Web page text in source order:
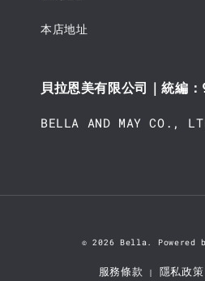
本店地址
貝拉恩美有限公司｜統編
BELLA AND MAY CO.,
© 2026 Bella. Powered
服務條款 | 隱私政策